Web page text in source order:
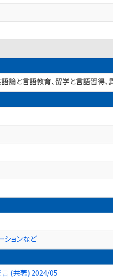
論と言語教育、留学と言語習得、
ションなど
(共著) 2024/05